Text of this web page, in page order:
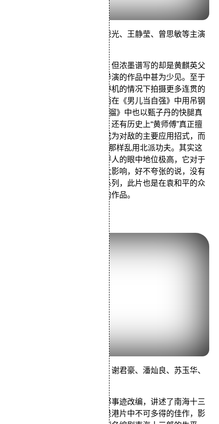
由袁和平执导，甄子丹、于荣光、王静莹、曾思敏等主演
该片讲述黄飞鸿的少年故事，但浓墨谱写的却是黄麒英父
子的舐犊亲情，这在袁和平导演的作品中甚为少见。至于
动作场面，自不必说，在不停机的情况下拍摄更多连贯的
真实动作，尤显暴烈刺激。而在《男儿当自强》中用吊钢
丝踢出的“无影腿”，在《铁马骝》中也以甄子丹的快腿真
实再现，看得观众无不称奇。还有历史上“黄师傅”真正擅
长的南派洪拳在该片中同样成为对敌的主要应用招式，而
不是像李连杰的“黄飞鸿”系列那样乱用北派功夫。其实这
部片在香港地区以及专业影评人的眼中地位极高，它对于
香港电影的进程也产生了极大影响，好不夸张的说，没有
此片，就没有后来的黄飞鸿系列，此片也是在袁和平的众
多功夫片中，他自认最满意的作品。
由高志森导演，杜国威编剧，谢君豪、潘灿良、苏玉华、
影片主要根据人物南海十三郎事迹改编，讲述了南海十三
郎的一生。《南海十三郎》是港片中不可多得的佳作，影